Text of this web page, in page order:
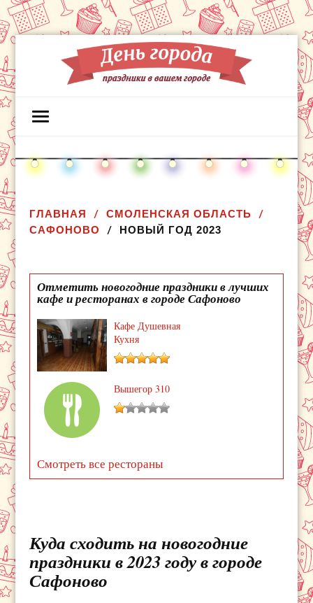
ГЛАВНАЯ
СМОЛЕНСКАЯ ОБЛАСТЬ
САФОНОВО
НОВЫЙ ГОД 2023
Отметить новогодние праздники в лучших
кафе и ресторанах в городе Сафоново
Кафе Душевная
Кухня
Вышегор 310
Смотреть все рестораны
Куда сходить на новогодние
праздники в 2023 году в городе
Сафоново